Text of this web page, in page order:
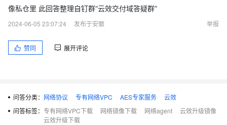
像私仓里 此回答整理自钉群“云效交付域答疑群”
2024-06-05 23:07:24
发布于安徽 举报
赞同 展开评论
问答分类： 网络协议 专有网络VPC AES专家服务
云效
问答标签： 专有网络VPC下载 网络镜像下载 网络agent
云效升级镜像
云效升级下载